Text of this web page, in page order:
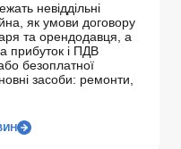
невіддільні
як умови договору
та орендодавця, а
прибуток і ПДВ
безоплатної
засоби: ремонти,